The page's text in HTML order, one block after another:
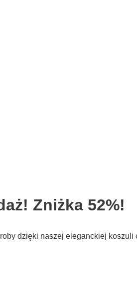
Zniżka 52%!
dzięki naszej eleganckiej koszuli